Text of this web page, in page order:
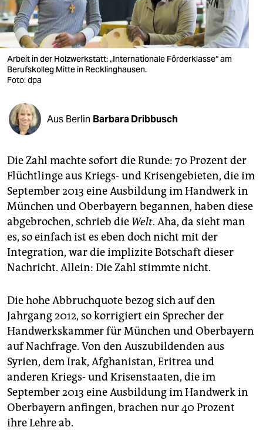
verlag
verlag
veranstaltungen
fragen & hilfe
abo
genossenschaft
epaper login
Arbeit in der Holzwerkstatt: „Internationale Förderklasse“ am
Berufskolleg Mitte in Recklinghausen.
Foto: dpa
Aus Berlin Barbara Dribbusch
Die Zahl machte sofort die Runde: 70 Prozent der
Flüchtlinge aus Kriegs- und Krisengebieten, die im
September 2013 eine Ausbildung im Handwerk in
München und Oberbayern begannen, haben diese
abgebrochen, schrieb die Welt. Aha, da sieht man
es, so einfach ist es eben doch nicht mit der
Integration, war die implizite Botschaft dieser
Nachricht. Allein: Die Zahl stimmte nicht.
Die hohe Abbruchquote bezog sich auf den
Jahrgang 2012, so korrigiert ein Sprecher der
Handwerkskammer für München und Oberbayern
auf Nachfrage. Von den Auszubildenden aus
Syrien, dem Irak, Afghanistan, Eritrea und
anderen Kriegs- und Krisenstaaten, die im
September 2013 eine Ausbildung im Handwerk in
Oberbayern anfingen, brachen nur 40 Prozent
ihre Lehre ab.